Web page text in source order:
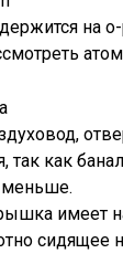
на
так как
меньше.
имеет
сидящее